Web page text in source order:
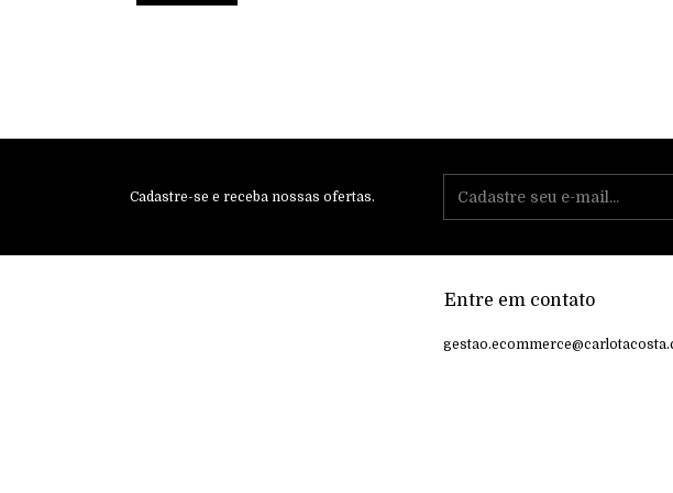
Cadastre-se e receba nossas ofertas.
Entre em contato